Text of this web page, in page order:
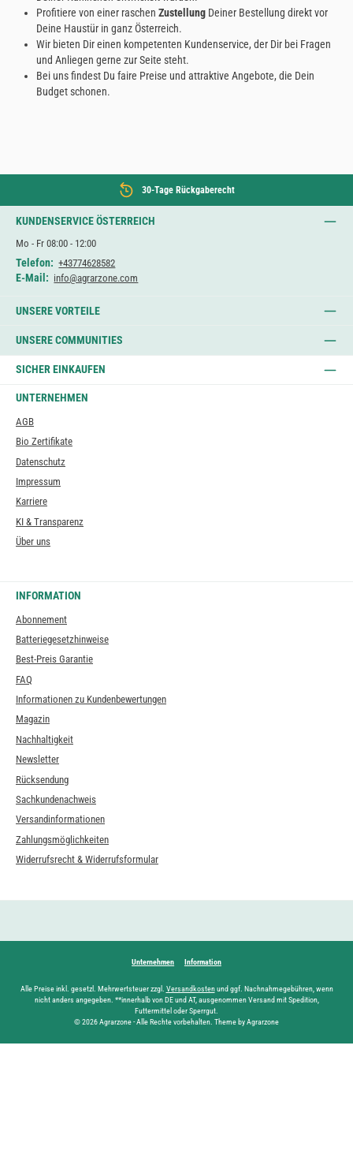
Profitiere von einer raschen ZustellungDeiner Bestellung direkt vor
Deine Haustür in ganz Österreich.
Wir bieten Dir einen kompetenten Kundenservice, der Dir bei Fragen
und Anliegen gerne zur Seite steht.
Bei uns findest Du faire Preise und attraktive Angebote, die Dein
Budget schonen.
30-Tage Rückgaberecht
KUNDENSERVICE ÖSTERREICH
Mo - Fr 08:00 - 12:00
Telefon: +43774628582
E-Mail: info@agrarzone.com
UNSERE VORTEILE
UNSERE COMMUNITIES
SICHER EINKAUFEN
UNTERNEHMEN
AGB
Bio Zertifikate
Datenschutz
Impressum
Karriere
KI & Transparenz
Über uns
INFORMATION
Abonnement
Batteriegesetzhinweise
Best-Preis Garantie
FAQ
Informationen zu Kundenbewertungen
Magazin
Nachhaltigkeit
Newsletter
Rücksendung
Sachkundenachweis
Versandinformationen
Zahlungsmöglichkeiten
Widerrufsrecht & Widerrufsformular
Unternehmen Information
Alle Preise inkl. gesetzl. Mehrwertsteuer zzgl. Versandkostenund ggf. Nachnahmegebühren, wenn
nicht anders angegeben. **innerhalb von DE und AT, ausgenommen Versand mit Spedition,
Futtermittel oder Sperrgut.
© 2026 Agrarzone - Alle Rechte vorbehalten. Theme by Agrarzone